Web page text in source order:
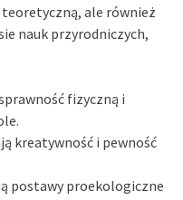
ale również
nauk przyrodniczych,
fizyczną i
kreatywność i pewność
postawy proekologiczne